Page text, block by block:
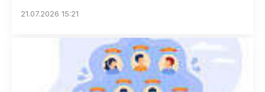
21.07.2026 15:21